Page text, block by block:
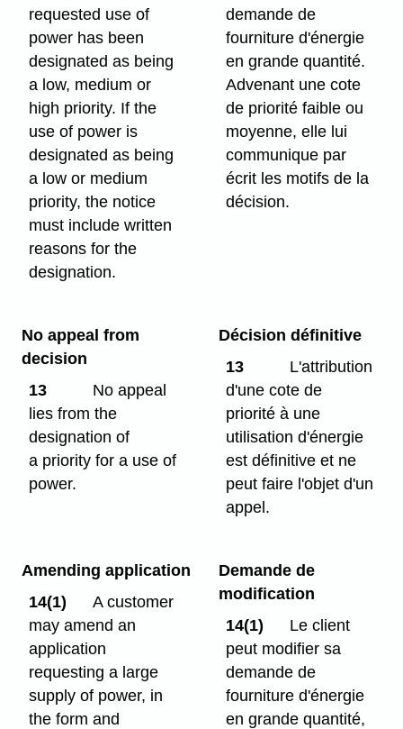
requested use of
power has been
designated as being
a low, medium or
high priority. If the
use of power is
designated as being
a low or medium
priority, the notice
must include written
reasons for the
designation.
demande de
fourniture d'énergie
en grande quantité.
Advenant une cote
de priorité faible ou
moyenne, elle lui
communique par
écrit les motifs de la
décision.
No appeal from
decision
13
No appeal
lies from the
designation of
a priority for a use of
power.
Décision définitive
13
L'attribution
d'une cote de
priorité à une
utilisation d'énergie
est définitive et ne
peut faire l'objet d'un
appel.
Amending application
14(1)
A customer
may amend an
application
requesting a large
supply of power, in
the form and
Demande de
modification
14(1)
Le client
peut modifier sa
demande de
fourniture d'énergie
en grande quantité,